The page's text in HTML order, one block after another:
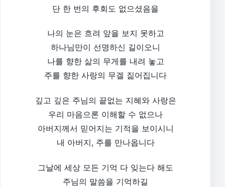
단 한 번의 후회도 없으셨음을
나의 눈은 흐려 앞을 보지 못하고
하나님만이 선명하신 길이오니
나를 향한 삶의 무게를 내려 놓고
주를 향한 사랑의 무겔 짊어집니다
깊고 깊은 주님의 끝없는 지혜와 사랑은
우리 마음으론 이해할 수 없으나
아버지께서 믿어지는 기적을 보이시니
내 아버지, 주를 만나옵니다
그날에 세상 모든 기억 다 잊는다 해도
주님의 말씀을 기억하길